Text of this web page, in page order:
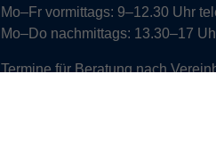
Mo–Fr vormittags: 9–12.30 Uhr
Mo–Do nachmittags: 13.30–17
Termine für Beratung nach